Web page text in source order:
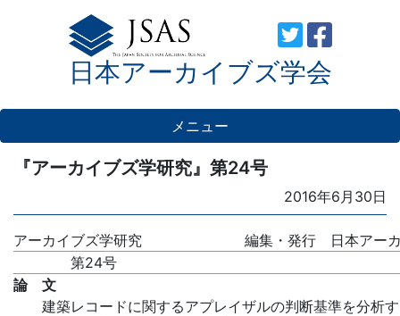
日本アーカイブズ学会
メニュー
『アーカイブズ学研究』第24号
Posted
on
2016年6月30日
アーカイブズ学研究
編集・発行 日本アー
第24号
論 文
建築レコードに関するアプレイザルの判断基準を分析